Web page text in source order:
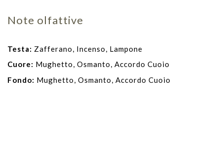
Note olfattive
Testa: Zafferano, Incenso, Lampone
Cuore: Mughetto, Osmanto, Accordo Cuoio
Fondo: Mughetto, Osmanto, Accordo Cuoio